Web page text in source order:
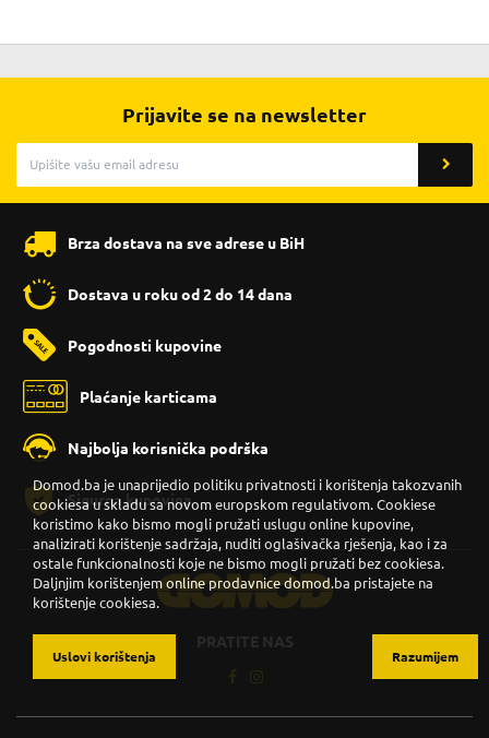
Prijavite se na newsletter
Brza dostava na sve adrese u BiH
Dostava u roku od 2 do 14 dana
Pogodnosti kupovine
Plaćanje karticama
Najbolja korisnička podrška
Sigurna kupovina
PRATITE NAS
Domod.ba je unaprijedio politiku privatnosti i korištenja takozvanih
cookiesa u skladu sa novom europskom regulativom. Cookiese
koristimo kako bismo mogli pružati uslugu online kupovine,
analizirati korištenje sadržaja, nuditi oglašivačka rješenja, kao i za
ostale funkcionalnosti koje ne bismo mogli pružati bez cookiesa.
Daljnjim korištenjem online prodavnice domod.ba pristajete na
korištenje cookiesa.
Razumijem
Uslovi korištenja